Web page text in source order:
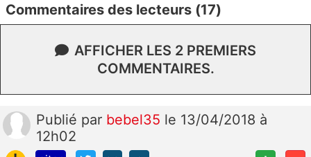
Commentaires des lecteurs (17)
AFFICHER LES 2 PREMIERS
COMMENTAIRES.
Publié par bebel35 le 13/04/2018 à
12h02